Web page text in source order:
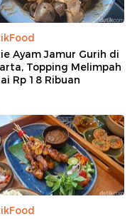
Ayam Jamur Gurih di
Topping Melimpah
Rp 18 Ribuan